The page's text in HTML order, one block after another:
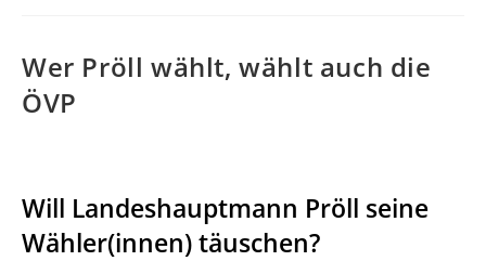
Wer Pröll wählt, wählt auch die
ÖVP
Will Landeshauptmann Pröll seine
Wähler(innen) täuschen?